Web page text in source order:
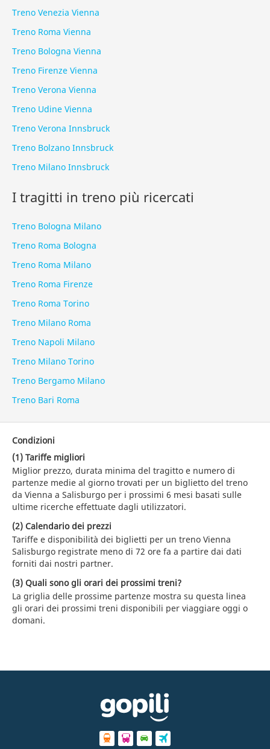
Treno Venezia Vienna
Treno Roma Vienna
Treno Bologna Vienna
Treno Firenze Vienna
Treno Verona Vienna
Treno Udine Vienna
Treno Verona Innsbruck
Treno Bolzano Innsbruck
Treno Milano Innsbruck
I tragitti in treno più ricercati
Treno Bologna Milano
Treno Roma Bologna
Treno Roma Milano
Treno Roma Firenze
Treno Roma Torino
Treno Milano Roma
Treno Napoli Milano
Treno Milano Torino
Treno Bergamo Milano
Treno Bari Roma
Condizioni
(1) Tariffe migliori
Miglior prezzo, durata minima del tragitto e numero di
partenze medie al giorno trovati per un biglietto del treno
da Vienna a Salisburgo per i prossimi 6 mesi basati sulle
ultime ricerche effettuate dagli utilizzatori.
(2) Calendario dei prezzi
Tariffe e disponibilità dei biglietti per un treno Vienna
Salisburgo registrate meno di 72 ore fa a partire dai dati
forniti dai nostri partner.
(3) Quali sono gli orari dei prossimi treni?
La griglia delle prossime partenze mostra su questa linea
gli orari dei prossimi treni disponibili per viaggiare oggi o
domani.